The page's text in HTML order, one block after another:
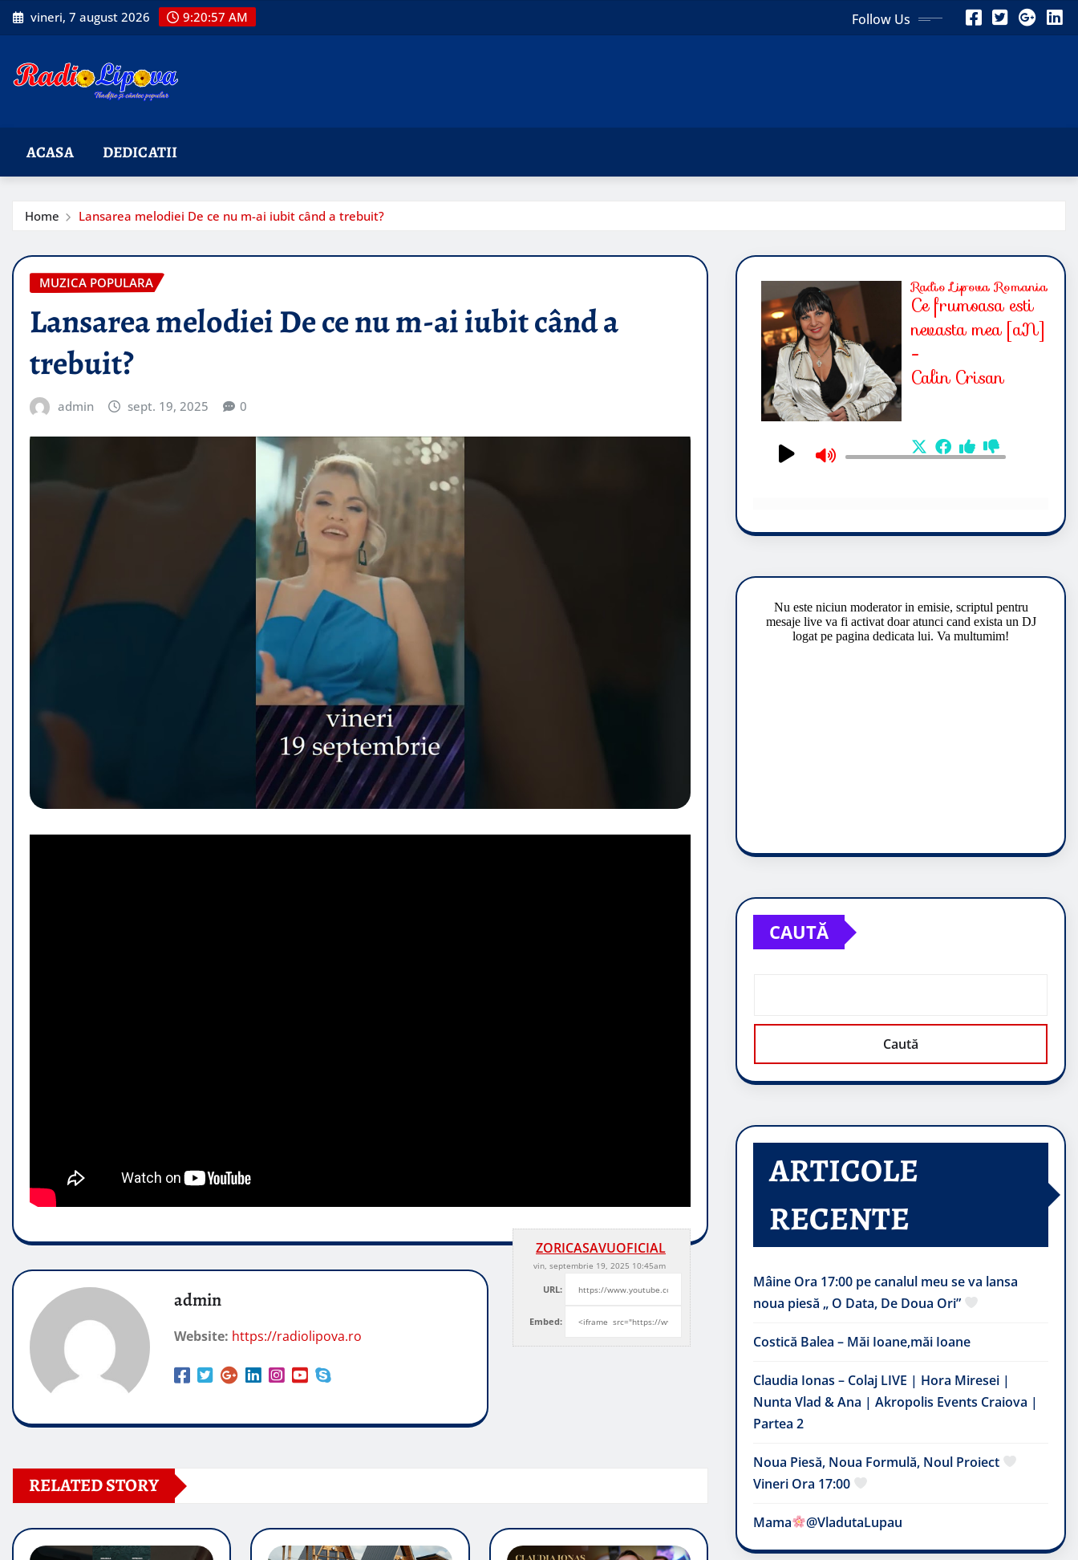
Skip
to
vineri, 7 august 2026 9:20:58 AM Follow Us
ACASA DEDICATII
Home Lansarea melodiei De ce nu m-ai iubit când a trebuit?
MUZICA POPULARA
Lansarea melodiei De ce nu m-ai iubit când a
trebuit?
admin sept. 19, 2025 0
ZORICASAVUOFICIAL
vin, septembrie 19, 2025 10:45am
URL:
Embed:
admin
Website: https://radiolipova.ro
RELATED STORY
CAUTĂ
Caută
ARTICOLE
RECENTE
Mâine Ora 17:00 pe canalul meu se va lansa
noua piesă „ O Data, De Doua Ori”
Costică Balea – Măi Ioane,măi Ioane
Claudia Ionas – Colaj LIVE | Hora Miresei |
Nunta Vlad & Ana | Akropolis Events Craiova |
Partea 2
Noua Piesă, Noua Formulă, Noul Proiect
Vineri Ora 17:00
Mama @VladutaLupau